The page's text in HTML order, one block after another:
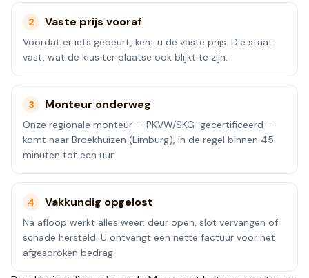
2 Vaste prijs vooraf
Voordat er iets gebeurt, kent u de vaste prijs. Die staat
vast, wat de klus ter plaatse ook blijkt te zijn.
3 Monteur onderweg
Onze regionale monteur — PKVW/SKG-gecertificeerd —
komt naar Broekhuizen (Limburg), in de regel binnen 45
minuten tot een uur.
4 Vakkundig opgelost
Na afloop werkt alles weer: deur open, slot vervangen of
schade hersteld. U ontvangt een nette factuur voor het
afgesproken bedrag.